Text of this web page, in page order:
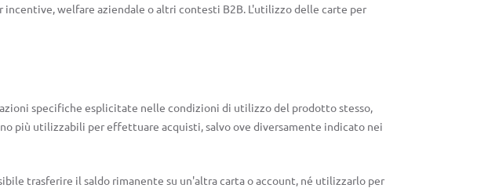
welfare aziendale o altri contesti B2B. L'utilizzo delle carte per
specifiche esplicitate nelle condizioni di utilizzo del prodotto stesso,
più utilizzabili per effettuare acquisti, salvo ove diversamente indicato nei
trasferire il saldo rimanente su un'altra carta o account, né utilizzarlo per